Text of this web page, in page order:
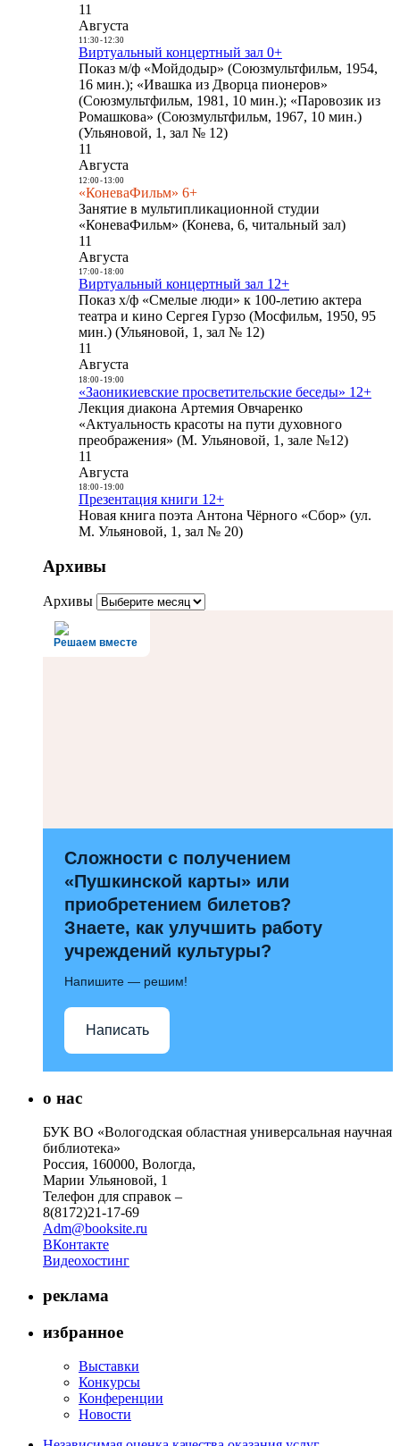
11
Августа
11:30- 12:30
Виртуальный концертный зал 0+
Показ м/ф «Мойдодыр» (Союзмультфильм, 1954,
16 мин.); «Ивашка из Дворца пионеров»
(Союзмультфильм, 1981, 10 мин.); «Паровозик из
Ромашкова» (Союзмультфильм, 1967, 10 мин.)
(Ульяновой, 1, зал № 12)
11
Августа
12:00- 13:00
«КоневаФильм» 6+
Занятие в мультипликационной студии
«КоневаФильм» (Конева, 6, читальный зал)
11
Августа
17:00- 18:00
Виртуальный концертный зал 12+
Показ х/ф «Смелые люди» к 100-летию актера
театра и кино Сергея Гурзо (Мосфильм, 1950, 95
мин.) (Ульяновой, 1, зал № 12)
11
Августа
18:00- 19:00
«Заоникиевские просветительские беседы» 12+
Лекция диакона Артемия Овчаренко
«Актуальность красоты на пути духовного
преображения» (М. Ульяновой, 1, зале №12)
11
Августа
18:00- 19:00
Презентация книги 12+
Новая книга поэта Антона Чёрного «Сбор» (ул.
М. Ульяновой, 1, зал № 20)
Архивы
Архивы
Решаем вместе
Сложности с получением
«Пушкинской карты» или
приобретением билетов?
Знаете, как улучшить работу
учреждений культуры?
Напишите — решим!
Написать
о нас
БУК ВО «Вологодская областная универсальная научная
библиотека»
Россия, 160000, Вологда,
Марии Ульяновой, 1
Телефон для справок –
8(8172)21-17-69
Adm@booksite.ru
ВКонтакте
Видеохостинг
реклама
избранное
Выставки
Конкурсы
Конференции
Новости